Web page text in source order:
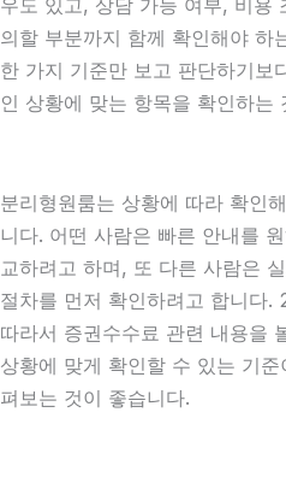
우도 있고, 상담 가능 여부, 비용
의할 부분까지 함께 확인해야 하
한 가지 기준만 보고 판단하기보
인 상황에 맞는 항목을 확인하는
분리형원룸는 상황에 따라 확인
니다. 어떤 사람은 빠른 안내를
교하려고 하며, 또 다른 사람은
절차를 먼저 확인하려고 합니다.
따라서 증권수수료 관련 내용을
상황에 맞게 확인할 수 있는 기
펴보는 것이 좋습니다.